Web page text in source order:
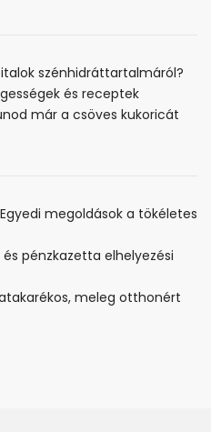
szénhidráttartalmáról?
és receptek
már a csöves kukoricát
megoldások a tökéletes
pénzkazetta elhelyezési
meleg otthonért